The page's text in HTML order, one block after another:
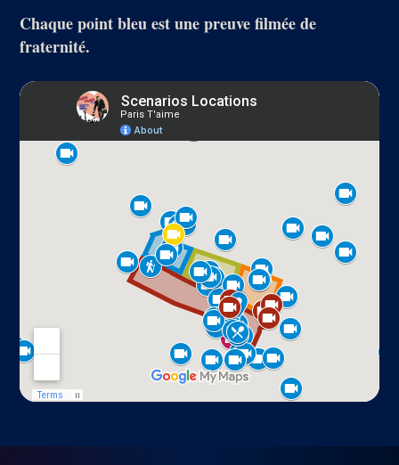
Chaque point bleu est une preuve filmée de
fraternité.